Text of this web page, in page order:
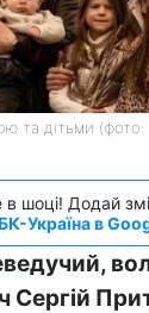
та дітьми (фото:
в шоці! Додай
Україна в
Сергій